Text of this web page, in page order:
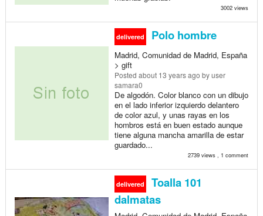
3002 views
delivered Polo hombre
Madrid, Comunidad de Madrid, España
> gift
Posted about 13 years ago by user
samara0
De algodón. Color blanco con un dibujo
en el lado inferior izquierdo delantero
de color azul, y unas rayas en los
hombros está en buen estado aunque
tiene alguna mancha amarilla de estar
guardado...
2739 views , 1 comment
delivered
Toalla 101
dalmatas